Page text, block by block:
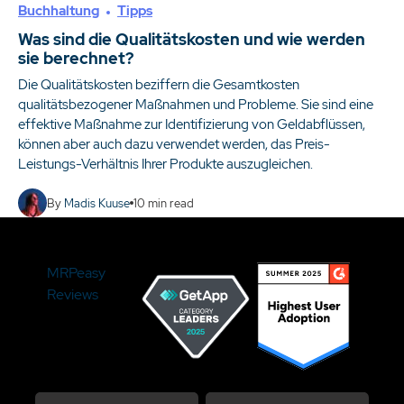
Buchhaltung Tipps
Was sind die Qualitätskosten und wie werden
sie berechnet?
Die Qualitätskosten beziffern die Gesamtkosten
qualitätsbezogener Maßnahmen und Probleme. Sie sind eine
effektive Maßnahme zur Identifizierung von Geldabflüssen,
können aber auch dazu verwendet werden, das Preis-
Leistungs-Verhältnis Ihrer Produkte auszugleichen.
By Madis Kuuse 10 min read
MRPeasy
Reviews